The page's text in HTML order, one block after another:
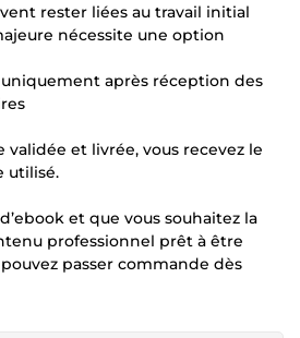
rester liées au travail initial
nécessite une option
uniquement après réception des
validée et livrée, vous recevez le
utilisé.
et que vous souhaitez la
professionnel prêt à être
passer commande dès